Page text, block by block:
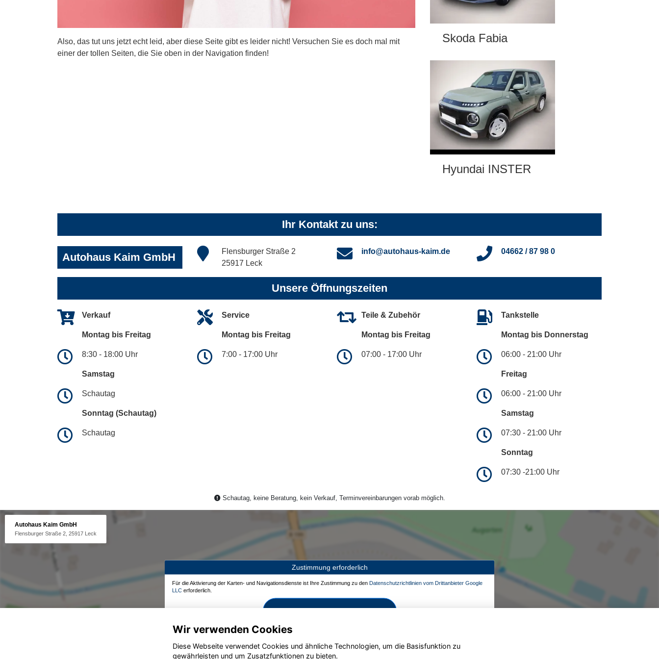
Also, das tut uns jetzt echt leid, aber diese Seite gibt es leider nicht! Versuchen Sie es doch mal mit
einer der tollen Seiten, die Sie oben in der Navigation finden!
Skoda Fabia
Hyundai INSTER
Ihr Kontakt zu uns:
Autohaus Kaim GmbH
Flensburger Straße 2
25917 Leck
info@autohaus-kaim.de 04662 / 87 98 0
Unsere Öffnungszeiten
Verkauf
Montag bis Freitag
8:30 - 18:00 Uhr
Samstag
Schautag
Sonntag (Schautag)
Schautag
Service
Montag bis Freitag
7:00 - 17:00 Uhr
Teile & Zubehör
Montag bis Freitag
07:00 - 17:00 Uhr
Tankstelle
Montag bis Donnerstag
06:00 - 21:00 Uhr
Freitag
06:00 - 21:00 Uhr
Samstag
07:30 - 21:00 Uhr
Sonntag
07:30 -21:00 Uhr
Schautag, keine Beratung, kein Verkauf, Terminvereinbarungen vorab möglich.
Autohaus Kaim GmbH
Flensburger Straße 2, 25917 Leck
Zustimmung erforderlich
Für die Aktivierung der Karten- und Navigationsdienste ist Ihre Zustimmung zu den Datenschutzrichtlinien vom Drittanbieter Google
LLC erforderlich.
Zustimmen und aktivieren
Wir verwenden Cookies
Diese Webseite verwendet Cookies und ähnliche Technologien, um die Basisfunktion zu
gewährleisten und um Zusatzfunktionen zu bieten.